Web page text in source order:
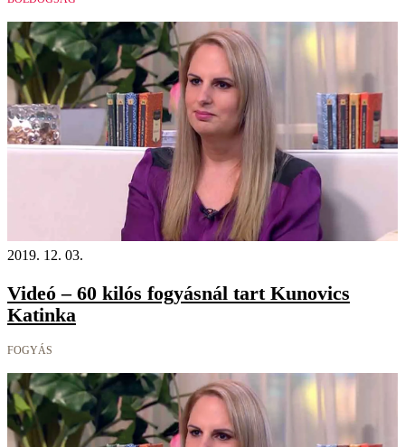
2019. 12. 03.
Videó – 60 kilós fogyásnál tart Kunovics
Katinka
FOGYÁS